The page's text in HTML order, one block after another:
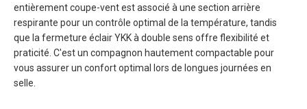
entièrement coupe-vent est associé à une section arrière
respirante pour un contrôle optimal de la température, tandis
que la fermeture éclair YKK à double sens offre flexibilité et
praticité. C'est un compagnon hautement compactable pour
vous assurer un confort optimal lors de longues journées en
selle.